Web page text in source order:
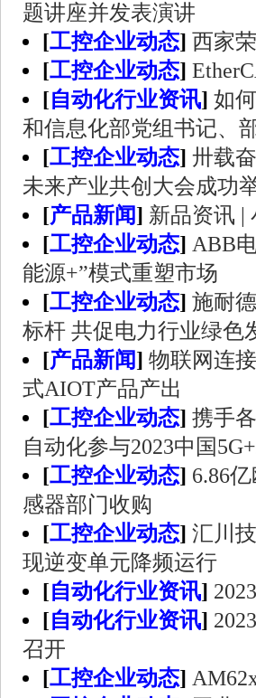
题讲座并发表演讲
[工控企业动态] 西家
[工控企业动态]
[自动化行业资讯] 如
和信息化部党组书记、
[工控企业动态] 卅载
未来产业共创大会成功
[产品新闻] 新品资讯 |
[工控企业动态] ABB
能源+”模式重塑市场
[工控企业动态] 施耐
标杆 共促电力行业绿色
[产品新闻] 物联网连
式AIOT产品产出
[工控企业动态] 携手
自动化参与2023中国
[工控企业动态] 6.86
感器部门收购
[工控企业动态] 汇川
现逆变单元降频运行
[自动化行业资讯]
[自动化行业资讯]
召开
[工控企业动态]